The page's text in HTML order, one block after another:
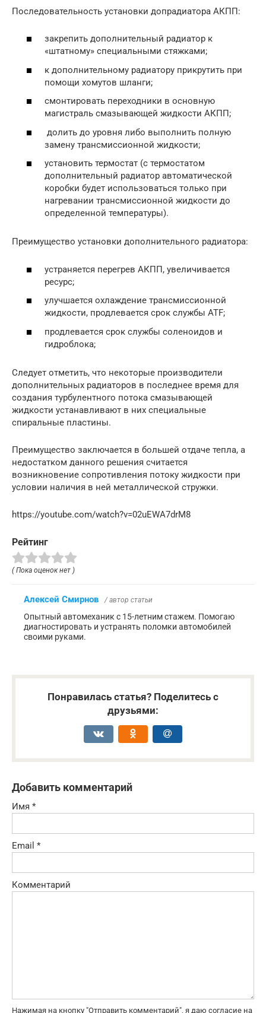
Последовательность установки допрадиатора АКПП:
закрепить дополнительный радиатор к
«штатному» специальными стяжками;
к дополнительному радиатору прикрутить при
помощи хомутов шланги;
смонтировать переходники в основную
магистраль смазывающей жидкости АКПП;
долить до уровня либо выполнить полную
замену трансмиссионной жидкости;
установить термостат (с термостатом
дополнительный радиатор автоматической
коробки будет использоваться только при
нагревании трансмиссионной жидкости до
определенной температуры).
Преимущество установки дополнительного радиатора:
устраняется перегрев АКПП, увеличивается
ресурс;
улучшается охлаждение трансмиссионной
жидкости, продлевается срок службы ATF;
продлеваетcя срок службы соленоидов и
гидроблока;
Следует отметить, что некоторые производители
дополнительных радиаторов в последнее время для
создания турбулентного потока смазывающей
жидкости устанавливают в них специальные
спиральные пластины.
Преимущество заключается в большей отдаче тепла, а
недостатком данного решения считается
возникновение сопротивления потоку жидкости при
условии наличия в ней металлической стружки.
https://youtube.com/watch?v=02uEWA7drM8
Рейтинг
( Пока оценок нет )
Алексей Смирнов / автор статьи
Опытный автомеханик с 15-летним стажем. Помогаю
диагностировать и устранять поломки автомобилей
своими руками.
Понравилась статья? Поделитесь с
друзьями:
Добавить комментарий
Имя *
Email *
Комментарий
Нажимая на кнопку "Отправить комментарий", я даю согласие на